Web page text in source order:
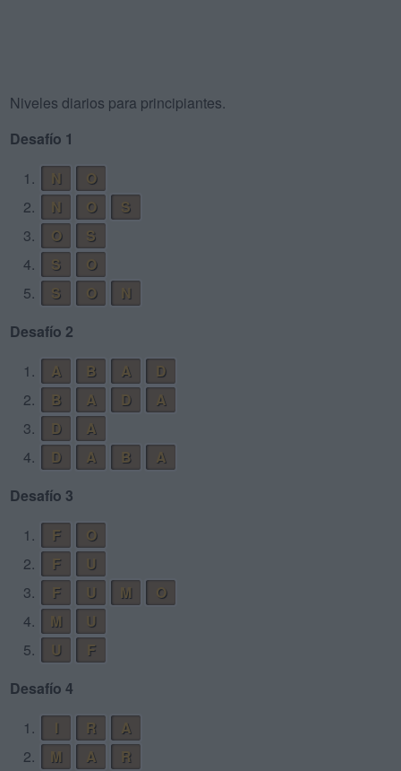
Niveles diarios para principiantes.
Desafío 1
1.
N
O
2.
N O
S
3.
O
S
4.
S
O
5.
S O
N
Desafío 2
1.
A B A
D
2.
B A D
A
3.
D
A
4.
D A B
A
Desafío 3
1.
F
O
2.
F
U
3.
F U M
O
4.
M
U
5.
U
F
Desafío 4
1.
R
A
2.
M A
R